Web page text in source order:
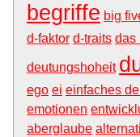
begriffe big
d-faktor d-traits das
deutungshoheit
ego ei einfaches
emotionen
aberglaube